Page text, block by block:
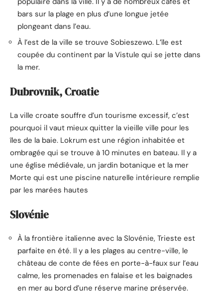
bars sur la plage en plus d’une longue jetée
plongeant dans l’eau.
À l’est de la ville se trouve Sobieszewo. L’île est
coupée du continent par la Vistule qui se jette dans
la mer.
Dubrovnik, Croatie
La ville croate souffre d’un tourisme excessif, c’est
pourquoi il vaut mieux quitter la vieille ville pour les
îles de la baie. Lokrum est une région inhabitée et
ombragée qui se trouve à 10 minutes en bateau. Il y a
une église médiévale, un jardin botanique et la mer
Morte qui est une piscine naturelle intérieure remplie
par les marées hautes
Slovénie
À la frontière italienne avec la Slovénie, Trieste est
parfaite en été. Il y a les plages au centre-ville, le
château de conte de fées en porte-à-faux sur l’eau
calme, les promenades en falaise et les baignades
en mer au bord d’une réserve marine préservée.